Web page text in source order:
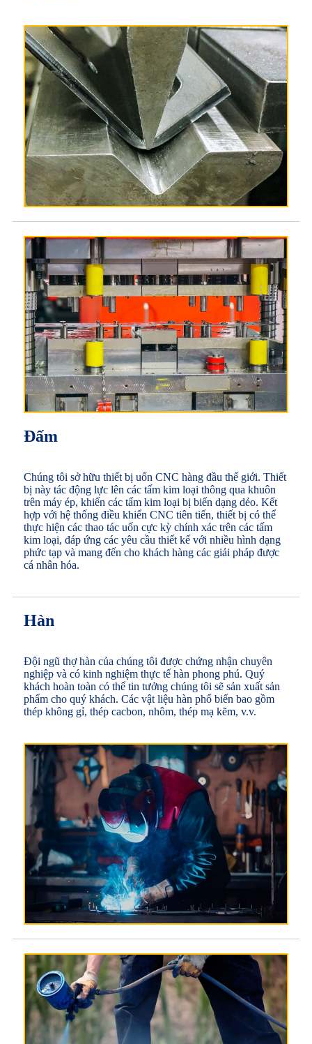
Đấm
Chúng tôi sở hữu thiết bị uốn CNC hàng đầu thế giới. Thiết
bị này tác động lực lên các tấm kim loại thông qua khuôn
trên máy ép, khiến các tấm kim loại bị biến dạng dẻo. Kết
hợp với hệ thống điều khiển CNC tiên tiến, thiết bị có thể
thực hiện các thao tác uốn cực kỳ chính xác trên các tấm
kim loại, đáp ứng các yêu cầu thiết kế với nhiều hình dạng
phức tạp và mang đến cho khách hàng các giải pháp được
cá nhân hóa.
Hàn
Đội ngũ thợ hàn của chúng tôi được chứng nhận chuyên
nghiệp và có kinh nghiệm thực tế hàn phong phú. Quý
khách hoàn toàn có thể tin tưởng chúng tôi sẽ sản xuất sản
phẩm cho quý khách. Các vật liệu hàn phổ biến bao gồm
thép không gỉ, thép cacbon, nhôm, thép mạ kẽm, v.v.